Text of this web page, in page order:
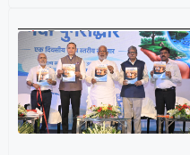
Breaking